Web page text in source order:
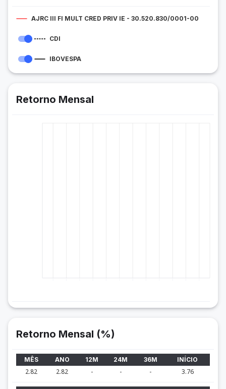
AJRC III FI MULT CRED PRIV IE - 30.520.830/0001-00
CDI
IBOVESPA
Retorno Mensal
Retorno Mensal (%)
MÊS ANO 12M 24M 36M INÍCIO
2.82 2.82 - - - 3.76